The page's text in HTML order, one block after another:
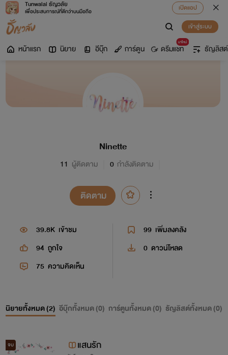
Tunwalai ธัญวลัย
เพื่อประสบการณ์ที่ดีกว่าบนมือถือ
เปิดแอป
เข้าสู่ระบบ
หน้าแรก นิยาย อีบุ๊ก การ์ตูน
มาใหม่
ดรีมแชท ธัญลิสต์
Ninette
11 ผู้ติดตาม 0 กำลังติดตาม
ติดตาม
39.8K เข้าชม 99 เพิ่มลงคลัง
94 ถูกใจ 0 ดาวน์โหลด
75 ความคิดเห็น
นิยายทั้งหมด (2) อีบุ๊กทั้งหมด (0) การ์ตูนทั้งหมด (0) ธัญลิสต์ทั้งหมด (0)
จบ แสนรัก